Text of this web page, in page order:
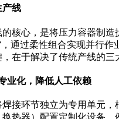
产线
核心，是将压力容器制造
通过柔性组合实现并行作
在于解决了传统产线的三
业化，降低人工依赖
接环节独立为专用单元，